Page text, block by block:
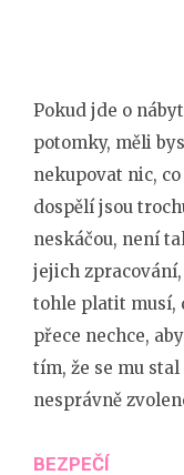
Pokud jde o
potomky, měli
nekupovat nic,
dospělí jsou
neskáčou, není
jejich
tohle platit musí,
přece nechce,
tím, že se mu
nesprávně
BEZPEČÍ